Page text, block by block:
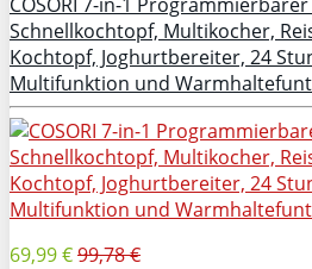
Schnellkochtopf, Multikocher,
Kochtopf, Joghurtbereiter, 24
Multifunktion und
69,99 €99,78 €